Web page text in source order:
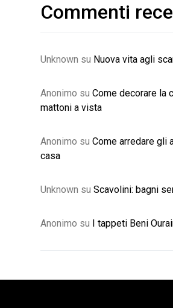
Commenti
Unknown su Nuova vita agli
Anonimo su Come decorare la
mattoni a vista
Anonimo su Come arredare gli
casa
Unknown su Scavolini: bagni
Anonimo su I tappeti Beni